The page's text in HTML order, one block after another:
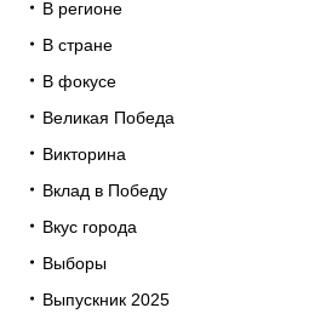
В регионе
В стране
В фокусе
Великая Победа
Викторина
Вклад в Победу
Вкус города
Выборы
Выпускник 2025